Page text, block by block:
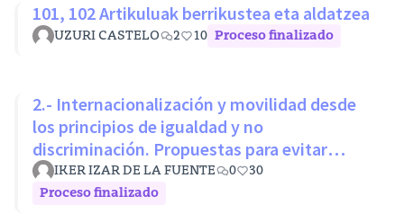
101, 102 Artikuluak berrikustea eta aldatzea
UZURI CASTELO 2 10 Proceso finalizado
2.- Internacionalización y movilidad desde
los principios de igualdad y no
discriminación. Propuestas para evitar
desigualdades estructurales
IKER IZAR DE LA FUENTE 0
30
Proceso finalizado